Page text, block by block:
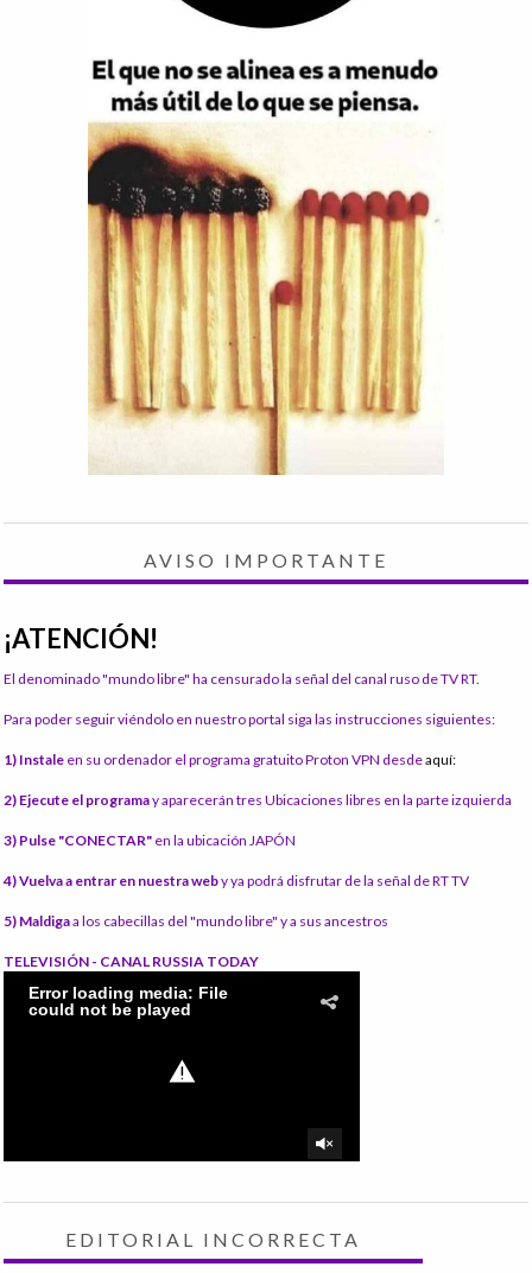
AVISO IMPORTANTE
¡ATENCIÓN!
El denominado "mundo libre" ha censurado la señal del canal ruso de TV RT.
Para poder seguir viéndolo en nuestro portal siga las instrucciones siguientes:
1) Instale en su ordenador el programa gratuito Proton VPN desdeaquí:
2) Ejecute el programay aparecerán tres Ubicaciones libres en la parte izquierda
3) Pulse "CONECTAR" en la ubicación JAPÓN
4) Vuelva a entrar en nuestra weby ya podrá disfrutar de la señal de RT TV
5) Maldigaa los cabecillas del "mundo libre" y a sus ancestros
TELEVISIÓN - CANAL RUSSIA TODAY
EDITORIAL INCORRECTA